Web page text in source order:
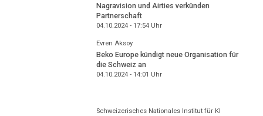
Nagravision und Airties verkünden
Partnerschaft
04.10.2024 - 17:54Uhr
Evren Aksoy
Beko Europe kündigt neue Organisation für
die Schweiz an
04.10.2024 - 14:01 Uhr
Schweizerisches Nationales Institut für KI